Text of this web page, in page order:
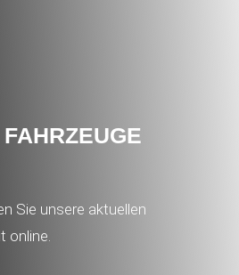
Sie unsere aktuellen
online.